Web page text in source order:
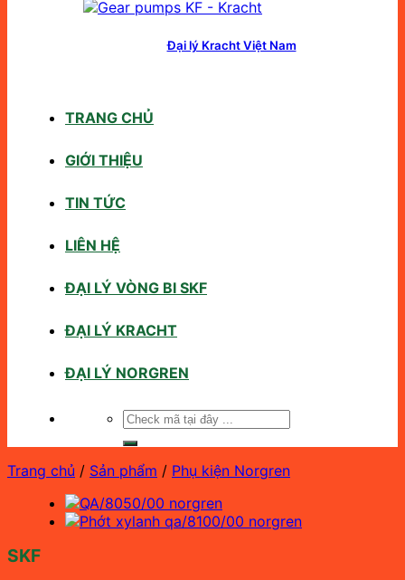
Đại lý Kracht Việt Nam
TRANG CHỦ
GIỚI THIỆU
TIN TỨC
LIÊN HỆ
ĐẠI LÝ VÒNG BI SKF
ĐẠI LÝ KRACHT
ĐẠI LÝ NORGREN
Tìm
Trang chủ / Sản phẩm / Phụ kiện Norgren
SKF